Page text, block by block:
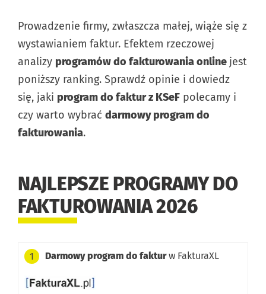
Prowadzenie firmy, zwłaszcza małej, wiąże się z
wystawianiem faktur. Efektem rzeczowej
analizy programów do fakturowania online jest
poniższy ranking. Sprawdź opinie i dowiedz
się, jaki program do faktur z KSeF polecamy i
czy warto wybrać darmowy program do
fakturowania.
NAJLEPSZE PROGRAMY DO
FAKTUROWANIA 2026
1 Darmowy program do fakturw FakturaXL